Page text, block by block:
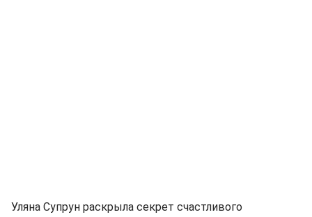
Уляна Супрун раскрыла секрет счастливого